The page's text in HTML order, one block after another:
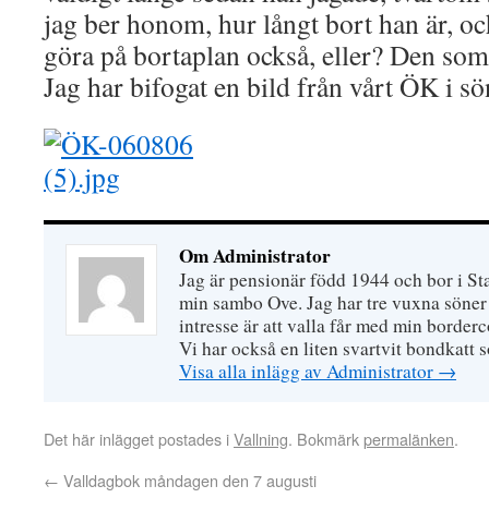
jag ber honom, hur långt bort han är,
göra på bortaplan också, eller? Den
Jag har bifogat en bild från vårt ÖK i
Om Administrator
Jag är pensionär född 1944 och bor i
min sambo Ove. Jag har tre vuxna
intresse är att valla får med min
Vi har också en liten svartvit bondkatt
Visa alla inlägg av Administrator →
Det här inlägget postades iVallning. Bokmärkpermalänken.
← Valldagbok måndagen den 7 augusti